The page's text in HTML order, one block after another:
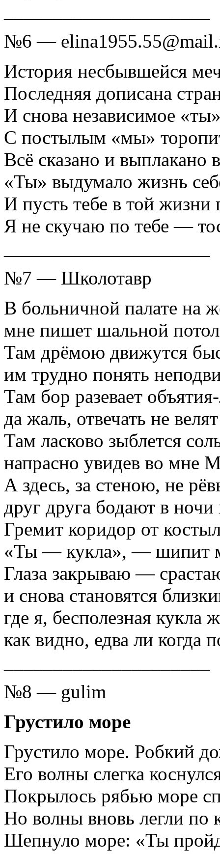
№6 —
История несбывшейся
Последняя дописана
И снова независимое
С постылым «мы»
Всё сказано и выплакано
«Ты» выдумало жизнь
И пусть тебе в той жизни
Я не скучаю по тебе —
№7 — Школотавр
В больничной палате на
мне пишет шальной
Там дрёмою движутся
им трудно понять
Там бор разевает
да жаль, отвечать не
Там ласково зыблется
напрасно увидев во мне
А здесь, за стеною, не
друг друга бодают в
Гремит коридор от
«Ты — кукла», — шипит
Глаза закрываю —
и снова становятся
где я, бесполезная кукла
как видно, едва ли когда
№8 — gulim
Грустило море
Грустило море. Робкий
Его волны слегка
Покрылось рябью море
Но волны вновь легли по
Шепнуло море: «Ты